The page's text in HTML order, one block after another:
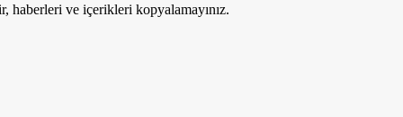
haberleri ve içerikleri kopyalamayınız.